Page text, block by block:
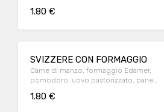
1.80 €
SVIZZERE CON FORMAGGIO
Carne di manzo, formaggio Edamer,
pomodoro, uovo pastorizzato, pane
1.80 €